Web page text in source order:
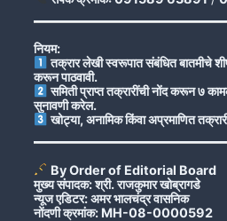
नियम:
तक्रार लेखी स्वरूपात संबंधित बातमीचे
करून पाठवावी.
समिती प्राप्त तक्रारींची नोंद करून ७
सुनावणी करेल.
खोट्या, अनामिक किंवा अप्रमाणित
By Order of Editorial Board
मुख्य संपादक: श्री. राजकुमार खोब्रागडे
न्यूज एडिटर: अमर भालचंद्र वासनिक
नोंदणी क्रमांक: MH-08-0000592